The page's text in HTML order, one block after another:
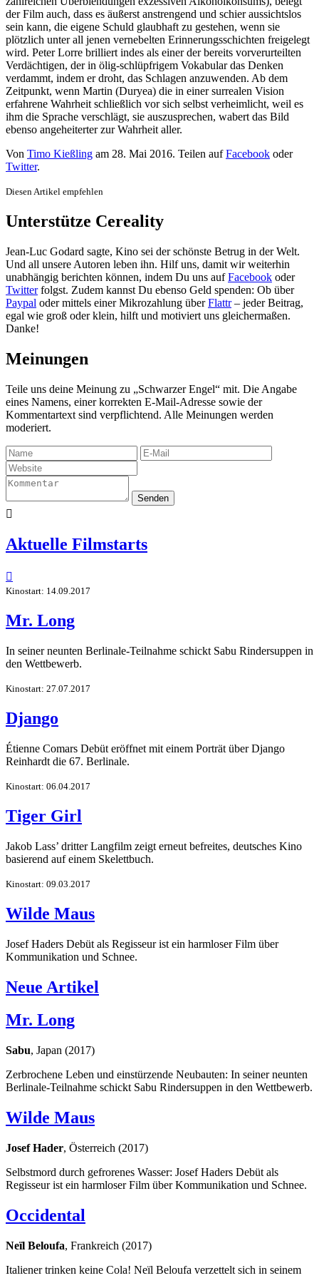
der Film auch, dass es äußerst anstrengend und schier aussichtslos
sein kann, die eigene Schuld glaubhaft zu gestehen, wenn sie
plötzlich unter all jenen vernebelten Erinnerungsschichten freigelegt
wird. Peter Lorre brilliert indes als einer der bereits vorverurteilten
Verdächtigen, der in ölig-schlüpfrigem Vokabular das Denken
verdammt, indem er droht, das Schlagen anzuwenden. Ab dem
Zeitpunkt, wenn Martin (Duryea) die in einer surrealen Vision
erfahrene Wahrheit schließlich vor sich selbst verheimlicht, weil es
ihm die Sprache verschlägt, sie auszusprechen, wabert das Bild
ebenso angeheiterter zur Wahrheit aller.
Von Timo Kießling am 28. Mai 2016. Teilen aufFacebook oder
Twitter.
Diesen Artikel empfehlen
Unterstütze Cereality
Jean-Luc Godard sagte, Kino sei der schönste Betrug in der Welt.
Und all unsere Autoren leben ihn. Hilf uns, damit wir weiterhin
unabhängig berichten können, indem Du uns aufFacebook oder
Twitterfolgst. Zudem kannst Du ebenso Geld spenden: Ob über
Paypal oder mittels einer Mikrozahlung überFlattr– jeder Beitrag,
egal wie groß oder klein, hilft und motiviert uns gleichermaßen.
Danke!
Meinungen
Teile uns deine Meinung zu „Schwarzer Engel“ mit. Die Angabe
eines Namens, einer korrekten E-Mail-Adresse sowie der
Kommentartext sind verpflichtend. Alle Meinungen werden
moderiert.
Senden

Aktuelle Filmstarts

Kinostart: 14.09.2017
Mr. Long
In seiner neunten Berlinale-Teilnahme schickt Sabu Rindersuppen in
den Wettbewerb.
Kinostart: 27.07.2017
Django
Étienne Comars Debüt eröffnet mit einem Porträt über Django
Reinhardt die 67. Berlinale.
Kinostart: 06.04.2017
Tiger Girl
Jakob Lass’ dritter Langfilm zeigt erneut befreites, deutsches Kino
basierend auf einem Skelettbuch.
Kinostart: 09.03.2017
Wilde Maus
Josef Haders Debüt als Regisseur ist ein harmloser Film über
Kommunikation und Schnee.
Neue Artikel
Mr. Long
Sabu, Japan (2017)
Zerbrochene Leben und einstürzende Neubauten: In seiner neunten
Berlinale-Teilnahme schickt Sabu Rindersuppen in den Wettbewerb.
Wilde Maus
Josef Hader, Österreich (2017)
Selbstmord durch gefrorenes Wasser: Josef Haders Debüt als
Regisseur ist ein harmloser Film über Kommunikation und Schnee.
Occidental
Neïl Beloufa, Frankreich (2017)
Italiener trinken keine Cola! Neïl Beloufa verzettelt sich in seinem